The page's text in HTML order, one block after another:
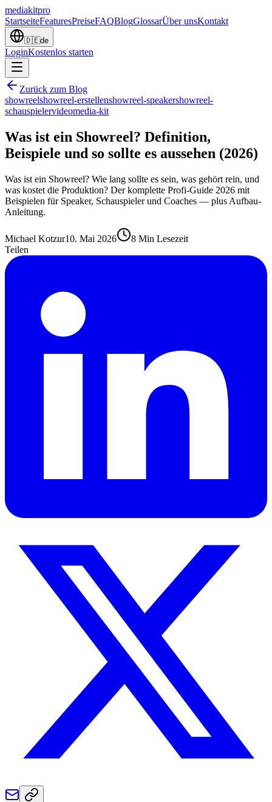
mediakitpro
StartseiteFeaturesPreiseFAQBlogGlossarÜber unsKontakt
🇩🇪de
LoginKostenlos starten
Zurück zum Blog
showreelshowreel-erstellenshowreel-speakershowreel-
schauspielervideomedia-kit
Was ist ein Showreel? Definition,
Beispiele und so sollte es aussehen (2026)
Was ist ein Showreel? Wie lang sollte es sein, was gehört rein, und
was kostet die Produktion? Der komplette Profi-Guide 2026 mit
Beispielen für Speaker, Schauspieler und Coaches — plus Aufbau-
Anleitung.
Michael Kotzur10. Mai 2026 8 Min Lesezeit
Teilen